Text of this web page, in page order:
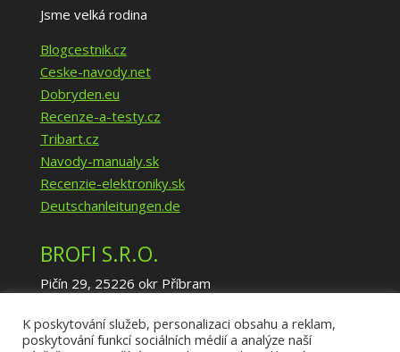
Jsme velká rodina
Blogcestnik.cz
Ceske-navody.net
Dobryden.eu
Recenze-a-testy.cz
Tribart.cz
Navody-manualy.sk
Recenzie-elektroniky.sk
Deutschanleitungen.de
BROFI S.R.O.
Pičín 29, 25226 okr Příbram
DIČ: CZ02940035
info@brofi.eu
K poskytování služeb, personalizaci obsahu a reklam,
poskytování funkcí sociálních médií a analýze naší